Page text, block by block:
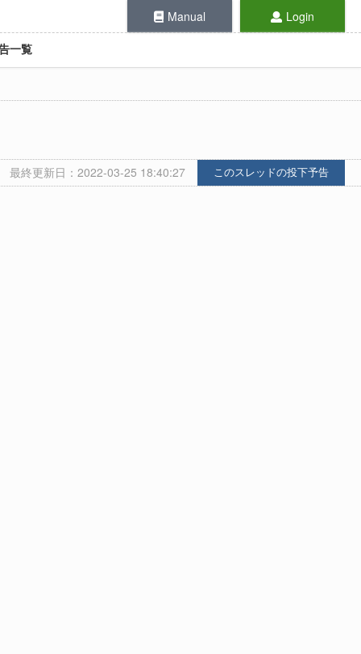
Manual Login
一覧
最終更新日：2022-03-25 18:40:27 このスレッドの投下予告